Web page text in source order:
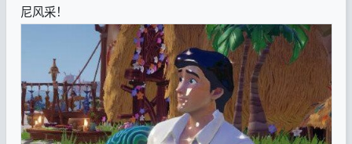
尼风采！